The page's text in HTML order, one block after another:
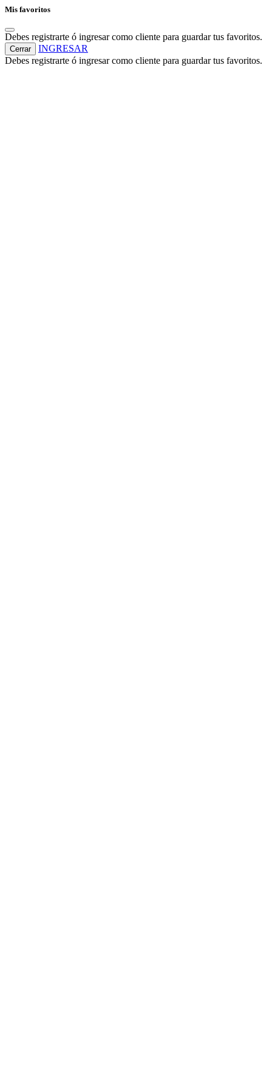
Mis favoritos
Debes registrarte ó ingresar como cliente para guardar tus favoritos.
Cerrar
INGRESAR
Debes registrarte ó ingresar como cliente para guardar tus favoritos.